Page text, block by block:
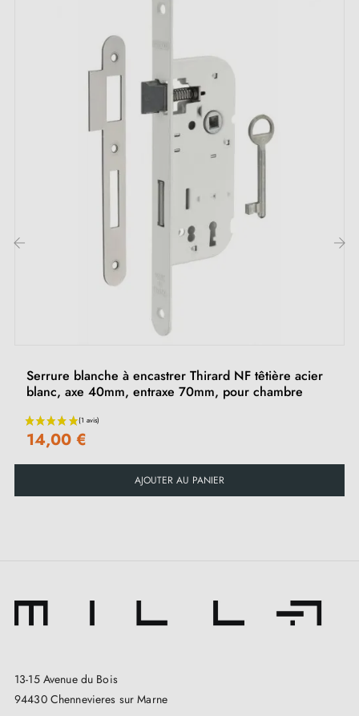
Serrure blanche à encastrer Thirard NF têtière acier
blanc, axe 40mm, entraxe 70mm, pour chambre
14,00 €
AJOUTER AU PANIER
13-15 Avenue du Bois
94430 Chennevieres sur Marne